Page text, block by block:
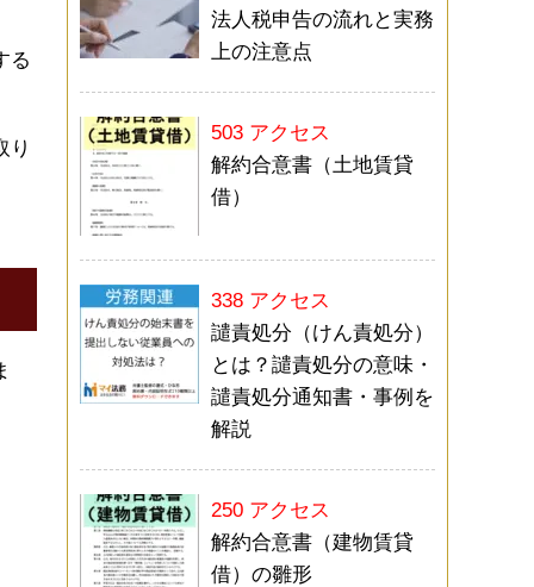
る
り
法人税申告の流れと実務
上の注意点
503 アクセス
解約合意書（土地賃貸
借）
338 アクセス
譴責処分（けん責処分）
とは？譴責処分の意味・
譴責処分通知書・事例を
解説
250 アクセス
解約合意書（建物賃貸
借）の雛形